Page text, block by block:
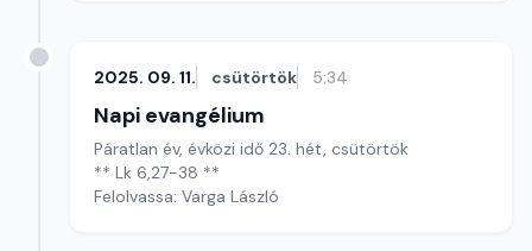
2025. 09. 11. csütörtök 5:34
Napi evangélium
Páratlan év, évközi idő 23. hét, csütörtök
** Lk 6,27-38 **
Felolvassa: Varga László